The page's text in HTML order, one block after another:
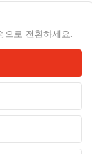
으로 전환하세요.